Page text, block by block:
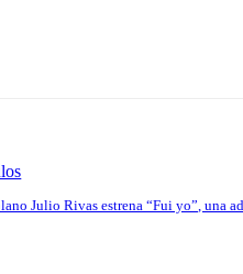
Julio Rivas estrena “Fui yo”, una